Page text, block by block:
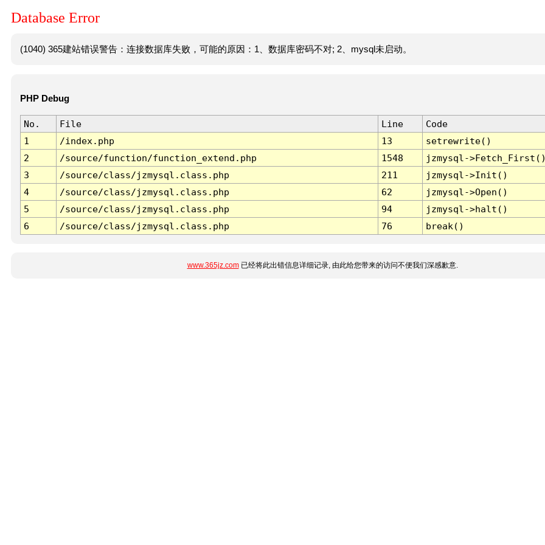
Database Error
(1040) 365建站错误警告：连接数据库失败，可能的原因：1、数据库密码不对; 2、mysql未启动。
PHP Debug
No. File Line
Code
1
/index.php 13
setrewrite()
2
/source/function/function_extend.php 1548
jzmysql-
3
/source/class/jzmysql.class.php 211
jzmysql->Init()
4
/source/class/jzmysql.class.php 62
jzmysql->Open()
5
/source/class/jzmysql.class.php 94
jzmysql->halt()
6
/source/class/jzmysql.class.php 76 break()
www.365jz.com已经将此出错信息详细记录, 由此给您带来的访问不便我们深感歉意.